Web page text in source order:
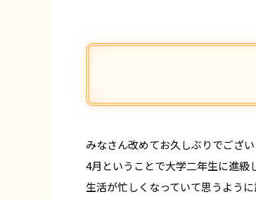
みなさん改めてお久しぶりでござ
4月ということで大学二年生に進級
生活が忙しくなっていて思うよう